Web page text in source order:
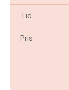
Tid:
Pris: